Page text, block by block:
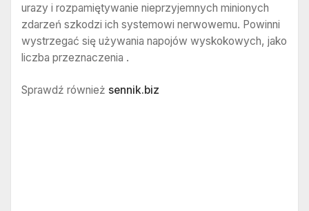
urazy i rozpamiętywanie nieprzyjemnych minionych
zdarzeń szkodzi ich systemowi nerwowemu. Powinni
wystrzegać się używania napojów wyskokowych, jako
liczba przeznaczenia .
Sprawdź również sennik.biz